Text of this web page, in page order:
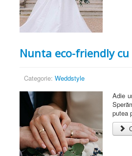
Nunta eco-friendly
Categorie: Weddstyle
Adie
putea